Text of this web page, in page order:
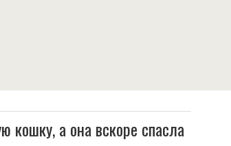
кошку, а она вскоре спасла